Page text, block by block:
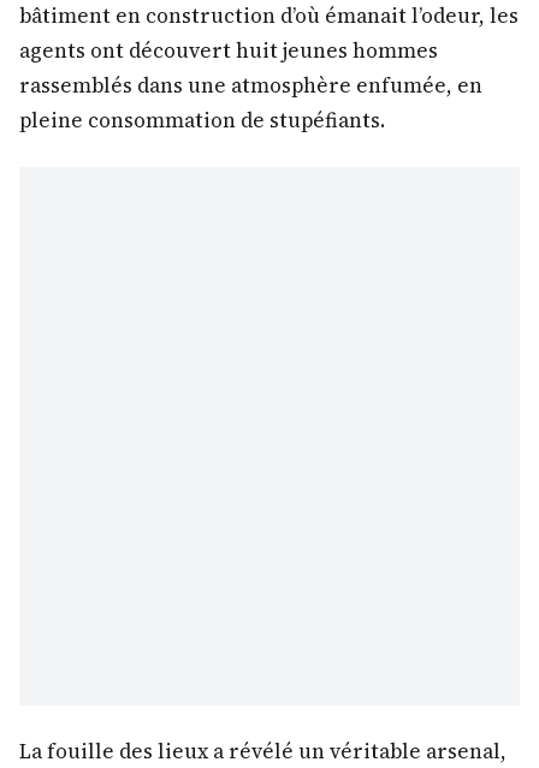
bâtiment en construction d’où émanait l’odeur, les
agents ont découvert huit jeunes hommes
rassemblés dans une atmosphère enfumée, en
pleine consommation de stupéfiants.
La fouille des lieux a révélé un véritable arsenal,